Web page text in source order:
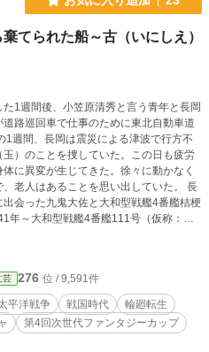
てられた船～古（いにしえ）
1週間後、小笠原清秀と言う青年と長岡
路巡回車で仕事のために東北自動車道
1週間、長岡は震災による津波で行方不
）のことを捜していた。この日も疲労
に異変が生じてきた。徐々に動かなく
、老人はあることを思い出していた。 長
出会った九鬼大佐と大和型戦艦4番艦桔梗
年～大和型戦艦4番艦111号（仮称：紀
ックで船を組み立てている作業の途中
将校と岩瀬少佐の働きにより、大和型
れ、戦艦ではなく輸送船として生まれる
った。 船の名前は桔梗丸（船頭の名前
た。 輸送船でありながらその当時最新
あるが最高の技量を持った船員達が集
芸 276 位 / 9,591件
平洋戦争 戦国時代
輪廻転生
第4回次世代ファンタジーカップ